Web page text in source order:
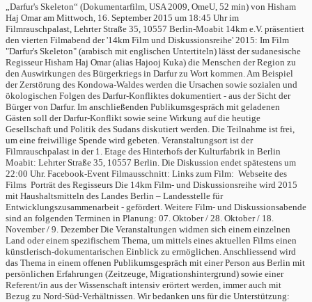
„Darfur's Skeleton“ (Dokumentarfilm, USA 2009, OmeU, 52 min) von Hisham
Haj Omar am Mittwoch, 16. September 2015 um 18:45 Uhr im
Filmrauschpalast, Lehrter Straße 35, 10557 Berlin-Moabit 14km e.V. präsentiert
den vierten Filmabend der '14km Film und Diskussionsreihe' 2015: Im Film
"Darfur's Skeleton" (arabisch mit englischen Untertiteln) lässt der sudanesische
Regisseur Hisham Haj Omar (alias Hajooj Kuka) die Menschen der Region zu
den Auswirkungen des Bürgerkriegs in Darfur zu Wort kommen. Am Beispiel
der Zerstörung des Kondowa-Waldes werden die Ursachen sowie sozialen und
ökologischen Folgen des Darfur-Konfliktes dokumentiert - aus der Sicht der
Bürger von Darfur. Im anschließenden Publikumsgespräch mit geladenen
Gästen soll der Darfur-Konflikt sowie seine Wirkung auf die heutige
Gesellschaft und Politik des Sudans diskutiert werden. Die Teilnahme ist frei,
um eine freiwillige Spende wird gebeten. Veranstaltungsort ist der
Filmrauschpalast in der 1. Etage des Hinterhofs der Kulturfabrik in Berlin
Moabit: Lehrter Straße 35, 10557 Berlin. Die Diskussion endet spätestens um
22:00 Uhr. Facebook-Event Filmausschnitt: Links zum Film: Webseite des
Films Porträt des Regisseurs Die 14km Film- und Diskussionsreihe wird 2015
mit Haushaltsmitteln des Landes Berlin – Landesstelle für
Entwicklungszusammenarbeit - gefördert. Weitere Film- und Diskussionsabende
sind an folgenden Terminen in Planung: 07. Oktober / 28. Oktober / 18.
November / 9. Dezember Die Veranstaltungen widmen sich einem einzelnen
Land oder einem spezifischem Thema, um mittels eines aktuellen Films einen
künstlerisch-dokumentarischen Einblick zu ermöglichen. Anschliessend wird
das Thema in einem offenen Publikumsgespräch mit einer Person aus Berlin mit
persönlichen Erfahrungen (Zeitzeuge, Migrationshintergrund) sowie einer
Referent/in aus der Wissenschaft intensiv erörtert werden, immer auch mit
Bezug zu Nord-Süd-Verhältnissen. Wir bedanken uns für die Unterstützung: